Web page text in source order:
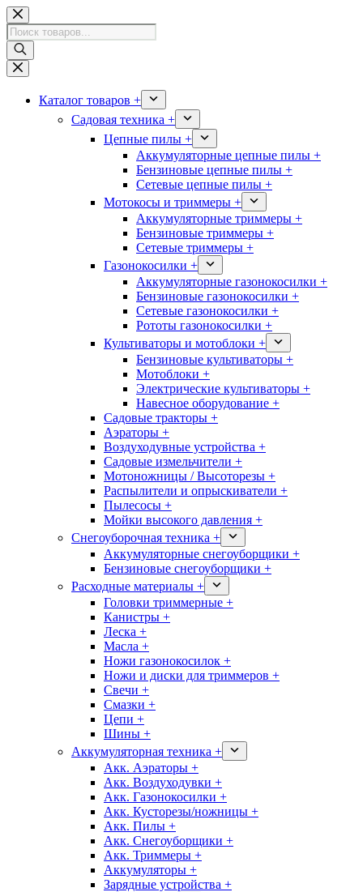
Перейти
к
сути
Поиск
товаров
Каталог товаров +
Садовая техника +
Цепные пилы +
Аккумуляторные цепные пилы +
Бензиновые цепные пилы +
Сетевые цепные пилы +
Мотокосы и триммеры +
Аккумуляторные триммеры +
Бензиновые триммеры +
Сетевые триммеры +
Газонокосилки +
Аккумуляторные газонокосилки +
Бензиновые газонокосилки +
Сетевые газонокосилки +
Рототы газонокосилки +
Культиваторы и мотоблоки +
Бензиновые культиваторы +
Мотоблоки +
Электрические культиваторы +
Навесное оборудование +
Садовые тракторы +
Аэраторы +
Воздуходувные устройства +
Садовые измельчители +
Мотоножницы / Высоторезы +
Распылители и опрыскиватели +
Пылесосы +
Мойки высокого давления +
Снегоуборочная техника +
Аккумуляторные снегоуборщики +
Бензиновые снегоуборщики +
Расходные материалы +
Головки триммерные +
Канистры +
Леска +
Масла +
Ножи газонокосилок +
Ножи и диски для триммеров +
Свечи +
Смазки +
Цепи +
Шины +
Аккумуляторная техника +
Акк. Аэраторы +
Акк. Воздуходувки +
Акк. Газонокосилки +
Акк. Кусторезы/ножницы +
Акк. Пилы +
Акк. Снегоуборщики +
Акк. Триммеры +
Аккумуляторы +
Зарядные устройства +